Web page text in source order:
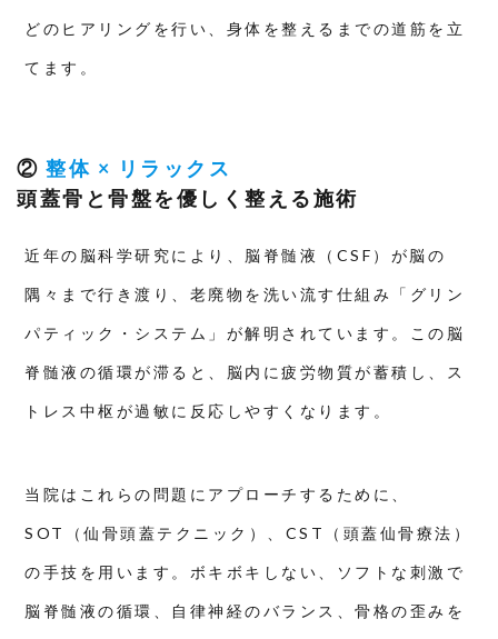
どのヒアリングを行い、身体を整えるまでの道筋を立
てます。
② 整体 × リラックス
頭蓋骨と骨盤を優しく整える施術
近年の脳科学研究により、脳脊髄液（CSF）が脳の
隅々まで行き渡り、老廃物を洗い流す仕組み「グリン
パティック・システム」が解明されています。この脳
脊髄液の循環が滞ると、脳内に疲労物質が蓄積し、ス
トレス中枢が過敏に反応しやすくなります。
当院はこれらの問題にアプローチするために、
SOT（仙骨頭蓋テクニック）、CST（頭蓋仙骨療法）
の手技を用います。ボキボキしない、ソフトな刺激で
脳脊髄液の循環、自律神経のバランス、骨格の歪みを